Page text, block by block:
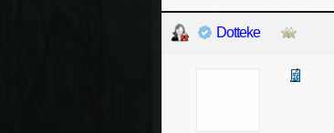
Dotteke